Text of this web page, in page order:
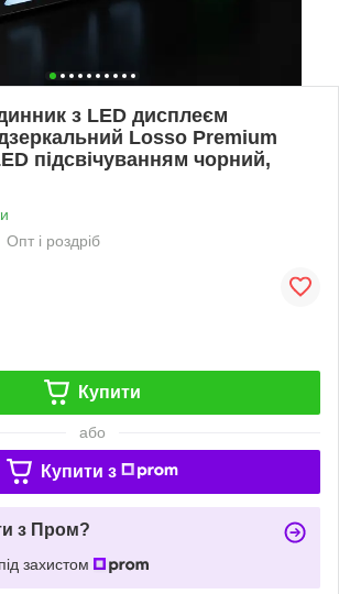
з LED дисплеєм
Losso Premium
підсвічуванням чорний,
Опт і роздріб
Купити
або
Купити з
з Пром?
захистом